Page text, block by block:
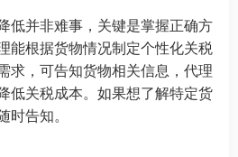
低并非难事，关键是掌握正确方
能根据货物情况制定个性化关税
求，可告知货物相关信息，代理
低关税成本。如果想了解特定货
告知。